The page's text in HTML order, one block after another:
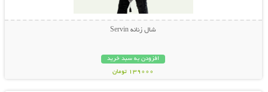
شال زنانه Servin
افزودن به سبد خرید
139000 تومان
نمایش توضیحات بیشتر